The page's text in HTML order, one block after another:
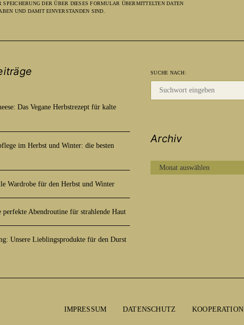
DER ÜBER DIESES FORMULAR ÜBERMITTELTEN DATEN
UND DAMIT EINVERSTANDEN SIND.
Das Vegane Herbstrezept für kalte
im Herbst und Winter: die besten
Wardrobe für den Herbst und Winter
Abendroutine für strahlende Haut
Unsere Lieblingsprodukte für den Durst
SUCHE NACH:
Archiv
ARCHIV
IMPRESSUM DATENSCHUTZ KOOPERATION